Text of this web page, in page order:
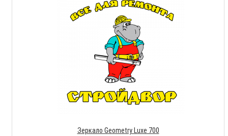
Зеркало Geometry Luxe 700